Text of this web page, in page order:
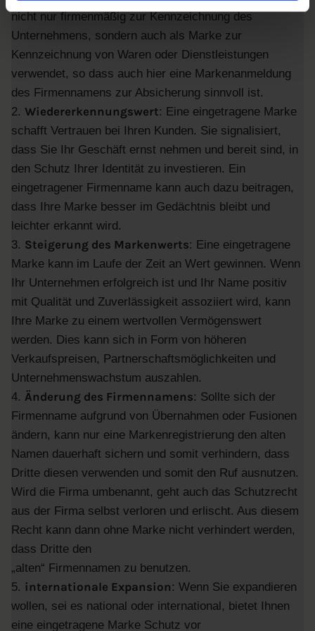
nicht nur firmenmäßig zur Kennzeichnung des
Unternehmens, sondern auch als Marke zur
Kennzeichnung von Waren oder Dienstleistungen
verwendet, so dass auch hier eine Markenanmeldung
des Firmennamens zur Absicherung sinnvoll ist.
2.Wiedererkennungswert: Eine eingetragene Marke
schafft Vertrauen bei Ihren Kunden. Sie signalisiert,
dass Sie Ihr Geschäft ernst nehmen und bereit sind, in
den Schutz Ihrer Identität zu investieren. Ein
eingetragener Firmenname kann auch dazu beitragen,
dass Ihre Marke besser im Gedächtnis bleibt und
leichter erkannt wird.
3. Steigerung des Markenwerts: Eine eingetragene
Marke kann im Laufe der Zeit an Wert gewinnen. Wenn
Ihr Unternehmen erfolgreich ist und Ihr Name positiv
mit Qualität und Zuverlässigkeit assoziiert wird, kann
Ihre Marke zu einem wertvollen Vermögenswert
werden. Dies kann sich in Form von höheren
Verkaufspreisen, Partnerschaftsmöglichkeiten und
Unternehmenswachstum auszahlen.
4. Änderung des Firmennamens: Sollte sich der
Firmenname aufgrund von Übernahmen oder Fusionen
ändern, kann nur eine Markenregistrierung den alten
Namen dauerhaft sichern und somit verhindern, dass
Dritte diesen verwenden und somit den Ruf ausnutzen.
Wird die Firma umbenannt, geht auch das Schutzrecht
aus der Firma selbst verloren und erlischt. Aus diesem
Recht kann dann ohne Marke nicht verhindert werden,
dass Dritte den
„alten“ Firmennamen zu benutzen.
5. internationale Expansion : Wenn Sie expandieren
wollen, sei es national oder international, bietet Ihnen
eine eingetragene Marke Schutz vor